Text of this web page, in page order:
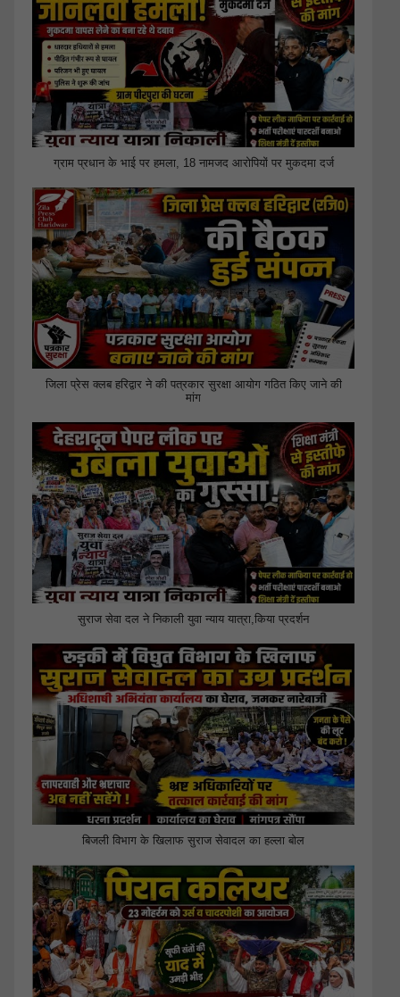
ग्राम प्रधान के भाई पर हमला, 18 नामजद आरोपियों पर मुकदमा दर्ज
जिला प्रेस क्लब हरिद्वार ने की पत्रकार सुरक्षा आयोग गठित किए जाने की
मांग
सुराज सेवा दल ने निकाली युवा न्याय यात्रा,किया प्रदर्शन
बिजली विभाग के खिलाफ सुराज सेवादल का हल्ला बोल